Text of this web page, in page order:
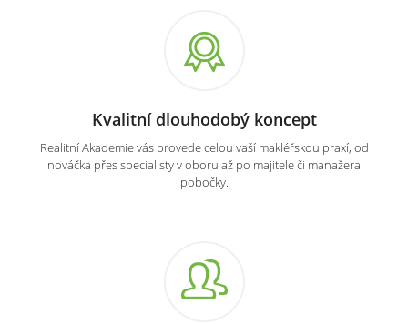
Kvalitní dlouhodobý koncept
Realitní Akademie vás provede celou vaší makléřskou praxí, od
nováčka přes specialisty v oboru až po majitele či manažera
pobočky.